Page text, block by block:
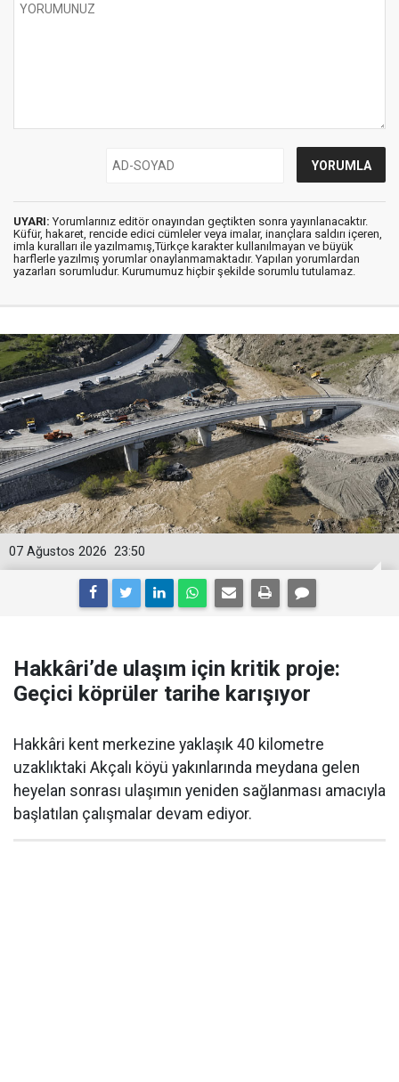
UYARI: Yorumlarınız editör onayından geçtikten sonra yayınlanacaktır.
Küfür, hakaret, rencide edici cümleler veya imalar, inançlara saldırı içeren,
imla kuralları ile yazılmamış,Türkçe karakter kullanılmayan ve büyük
harflerle yazılmış yorumlar onaylanmamaktadır. Yapılan yorumlardan
yazarları sorumludur. Kurumumuz hiçbir şekilde sorumlu tutulamaz.
23:50
07 Ağustos 2026
Hakkâri’de ulaşım için kritik proje:
Geçici köprüler tarihe karışıyor
Hakkâri kent merkezine yaklaşık 40 kilometre
uzaklıktaki Akçalı köyü yakınlarında meydana gelen
heyelan sonrası ulaşımın yeniden sağlanması amacıyla
başlatılan çalışmalar devam ediyor.